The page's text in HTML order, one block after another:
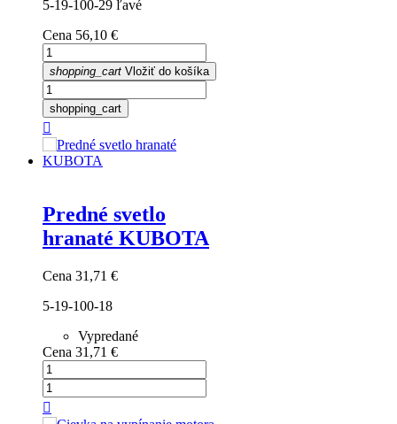
5-19-100-29 ľavé
Cena 56,10 €
shopping_cart Vložiť do košíka
shopping_cart

Predné svetlo
hranaté KUBOTA
Cena 31,71 €
5-19-100-18
Vypredané
Cena 31,71 €
